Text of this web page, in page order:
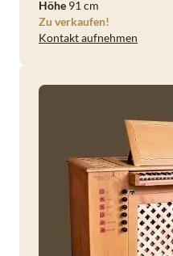
Höhe 91 cm
Zu verkaufen!
Kontakt aufnehmen